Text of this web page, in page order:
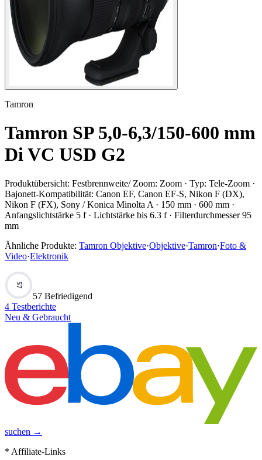
Tamron
Tamron SP 5,0-6,3/150-600 mm
Di VC USD G2
Produktübersicht: Festbrennweite/ Zoom: Zoom · Typ: Tele-Zoom ·
Bajonett-Kompatibilität: Canon EF, Canon EF-S, Nikon F (DX),
Nikon F (FX), Sony / Konica Minolta A · 150 mm · 600 mm ·
Anfangslichtstärke 5 f · Lichtstärke bis 6.3 f · Filterdurchmesser 95
mm
Ähnliche Produkte: Tamron Objektive·Objektive·Tamron·Foto &
Video·Elektronik
57
57 Befriedigend
4 Testberichte
Neu & Gebraucht
suchen →
* Affiliate-Links